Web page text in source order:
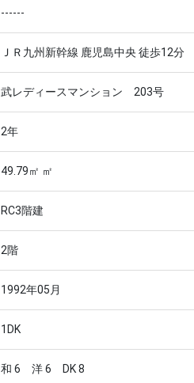
------
ＪＲ九州新幹線 鹿児島中央 徒歩12分
武レディースマンション 203号
2年
49.79㎡ ㎡
RC3階建
2階
1992年05月
1DK
和 6 洋 6 DK 8